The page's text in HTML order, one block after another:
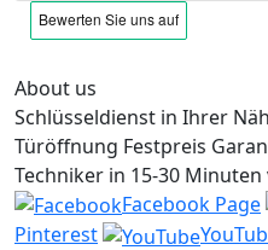
About us
Schlüsseldienst in Ihrer
Türöffnung Festpreis
Techniker in 15-30
Facebook Page
Pinterest